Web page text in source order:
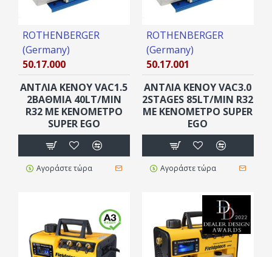
ROTHENBERGER
(Germany)
50.17.000
ΑΝΤΛΙΑ ΚΕΝΟΥ VAC1.5
2ΒΑΘΜΙΑ 40LT/MIN
R32 ΜΕ ΚΕΝΟΜΕΤΡΟ
SUPER EGO
Αγοράστε τώρα
ROTHENBERGER
(Germany)
50.17.001
ΑΝΤΛΙΑ ΚΕΝΟΥ VAC3.0
2STAGES 85LT/MIN R32
ΜΕ ΚΕΝΟΜΕΤΡΟ SUPER
EGO
Αγοράστε τώρα